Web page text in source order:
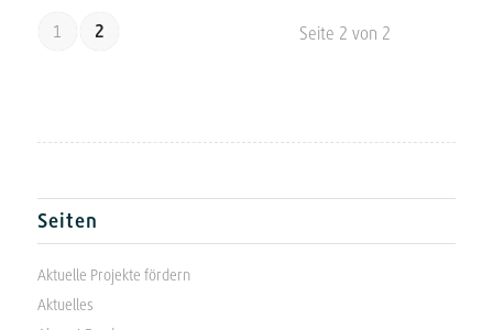
Seite 2 von 2
1 2
Seiten
Aktuelle Projekte fördern
Aktuelles